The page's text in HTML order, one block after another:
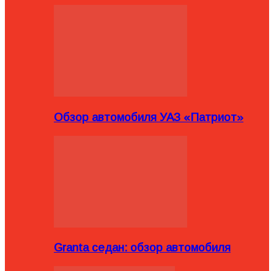
Обзор автомобиля УАЗ «Патриот»
Granta седан: обзор автомобиля